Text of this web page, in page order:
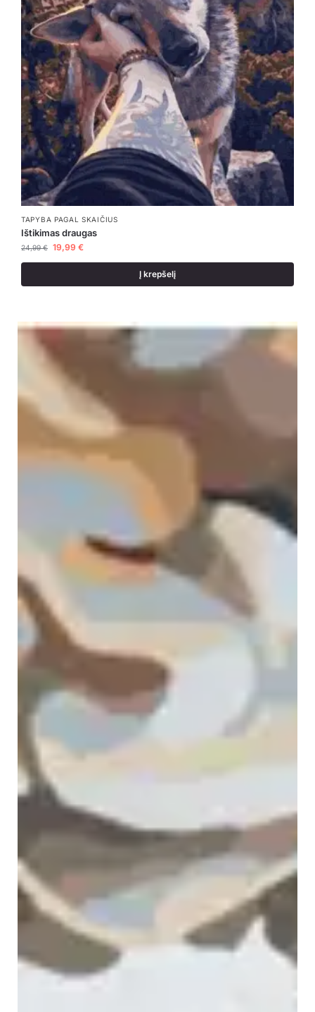
TAPYBA PAGAL SKAIČIUS
Ištikimas draugas
24,99€ 19,99 €
Į krepšelį